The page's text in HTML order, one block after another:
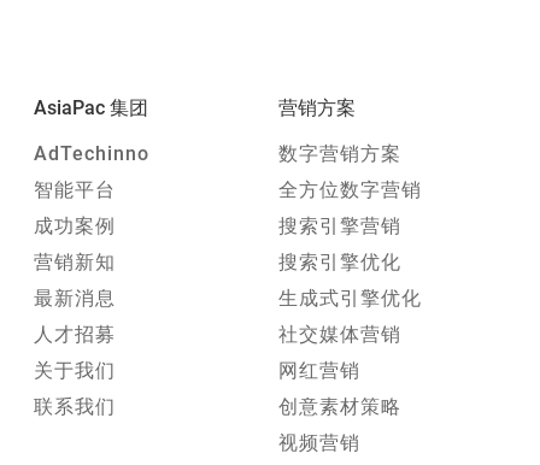
AsiaPac 集团
AdTechinno
智能平台
成功案例
营销新知
最新消息
人才招募
关于我们
联系我们
营销方案
数字营销方案
全方位数字营销
搜索引擎营销
搜索引擎优化
生成式引擎优化
社交媒体营销
网红营销
创意素材策略
视频营销